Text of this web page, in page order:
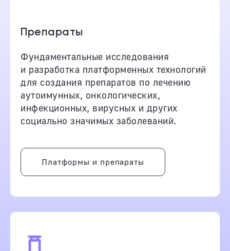
Препараты
Фундаментальные исследования
и разработка платформенных технологий
для создания препаратов по лечению
аутоимунных, онкологических,
инфекционных, вирусных и других
социально значимых заболеваний.
Платформы и препараты